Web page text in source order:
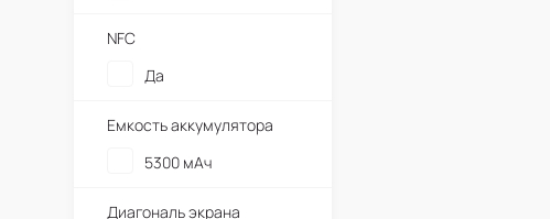
NFC
Да
Емкость аккумулятора
5300 мАч
Диагональ экрана